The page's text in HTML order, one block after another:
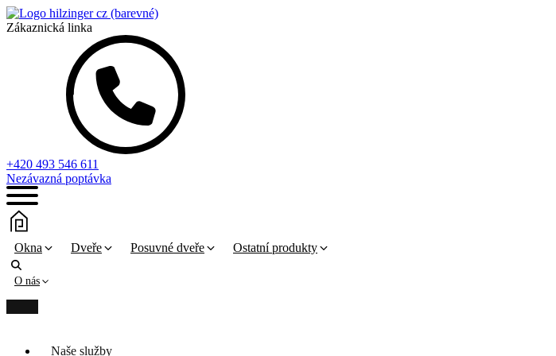
Zákaznická linka
+420 493 546 611
Nezávazná poptávka
Okna Dveře Posuvné dveře Ostatní produkty
O nás
Naše služby